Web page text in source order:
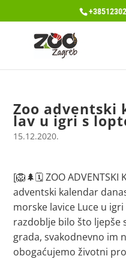
Zoo adventski
lav u igri s
15.12.2020.
[🦁🌲🗓 ZOO ADVENTSKI
adventski kalendar
morske lavice Luce u
razdoblje bilo što ljepše
grada, svakodnevno im
obogaćujemo životni